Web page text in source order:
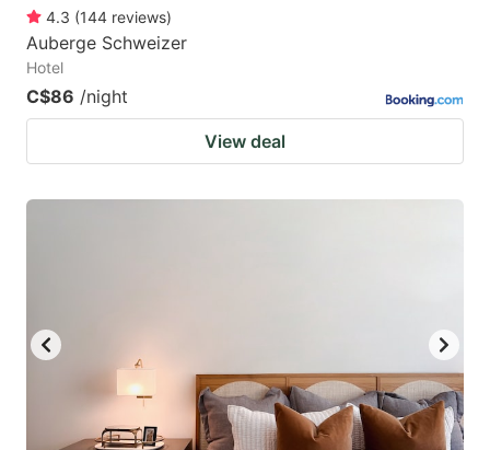
4.3 (144 reviews)
Auberge Schweizer
Hotel
C$86 /night
View deal